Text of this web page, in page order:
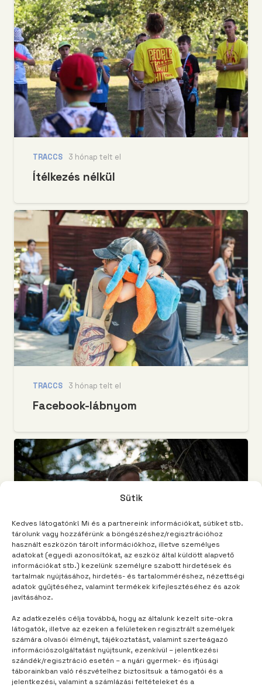
Sütik
Kedves látogatónk! Mi és a partnereink információkat, sütiket stb.
tárolunk vagy hozzáférünk a böngészéshez/regisztrációhoz
használt eszközön tárolt információkhoz, illetve személyes
adatokat (egyedi azonosítókat, az eszköz által küldött alapvető
információkat stb.) kezelünk személyre szabott hirdetések és
tartalmak nyújtásához, hirdetés- és tartalomméréshez, nézettségi
adatok gyűjtéséhez, valamint termékek kifejlesztéséhez és azok
javításához.
Az adatkezelés célja továbbá, hogy az általunk kezelt site-okra
látogatók, illetve az ezeken a felületeken regisztrált személyek
számára olvasói élményt, tájékoztatást, valamint szerteágazó
információszolgáltatást nyújtsunk, ezenkívül – jelentkezési
szándék/regisztráció esetén – a nyári gyermek- és ifjúsági
táborainkban való részvételhez biztosítsuk a támogatói és a
jelentkezési, valamint a számlázási feltételeket és a
TRACCS 3 hónap telt el
Ítélkezés nélkül
TRACCS 3 hónap telt el
Facebook-lábnyom
TRACCS 4 év telt el
A táborvezetés bejelentkezik